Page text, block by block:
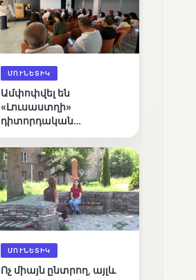
ՄՈՒՆԵՏԻԿ
Ամփոփվել են
«Լուսաստղի»
դիտորդական
արդյունքները
ՄՈՒՆԵՏԻԿ
Ոչ միայն ընտրող, այլև